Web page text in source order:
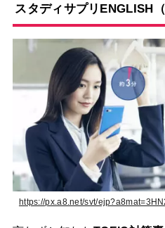
スタディサプリENGLISH
https://px.a8.net/svt/